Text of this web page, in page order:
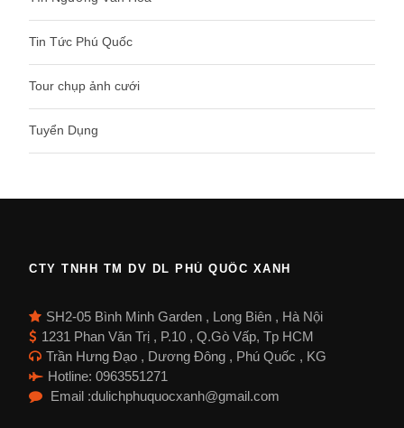
Tin Tức Phú Quốc
Tour chụp ảnh cưới
Tuyển Dụng
CTY TNHH TM DV DL PHÚ QUỐC XANH
SH2-05 Bình Minh Garden , Long Biên , Hà Nội
1231 Phan Văn Trị , P.10 , Q.Gò Vấp, Tp HCM
Trần Hưng Đạo , Dương Đông , Phú Quốc , KG
Hotline: 0963551271
Email :dulichphuquocxanh@gmail.com